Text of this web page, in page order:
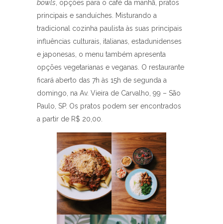
bowls, opções para o café da manhã, pratos
principais e sanduíches. Misturando a
tradicional cozinha paulista às suas principais
influências culturais, italianas, estadunidenses
e japonesas, o menu também apresenta
opções vegetarianas e veganas. O restaurante
ficará aberto das 7h às 15h de segunda a
domingo, na Av. Vieira de Carvalho, 99 – São
Paulo, SP. Os pratos podem ser encontrados
a partir de R$ 20,00.